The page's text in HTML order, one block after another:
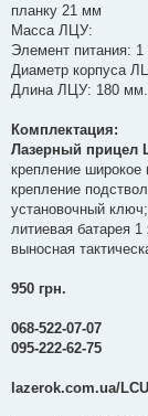
планку 21 мм
Масса ЛЦУ:
Элемент питания: 1
Диаметр корпуса
Длина ЛЦУ: 180 мм.
Комплектация:
Лазерный прицел
крепление широкое
крепление
установочный ключ;
литиевая батарея 1
выносная
950 грн.
068-522-07-07
095-222-62-75
lazerok.com.ua/